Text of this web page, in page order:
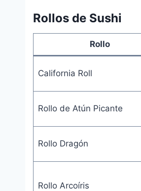
Rollos de Sushi
Rollo
California Roll
Rollo de Atún Picante
Rollo Dragón
Rollo Arcoíris